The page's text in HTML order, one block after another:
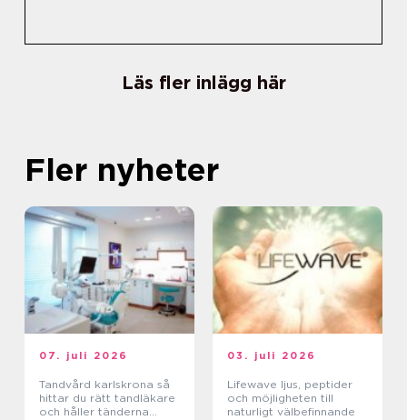
Läs fler inlägg här
Fler nyheter
07. juli 2026
Tandvård karlskrona så
hittar du rätt tandläkare
och håller tänderna
03. juli 2026
Lifewave ljus, peptider
och möjligheten till
naturligt välbefinnande